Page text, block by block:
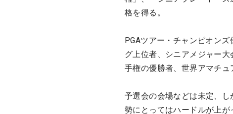
格を得る。
PGAツアー・チャンピオン
グ上位者、シニアメジャー
手権の優勝者、世界アマチュ
予選会の会場などは未定、
勢にとってはハードルが上が